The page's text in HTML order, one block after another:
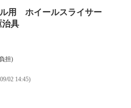
ル用 ホイールスライサー
治具
担)
02 14:45)